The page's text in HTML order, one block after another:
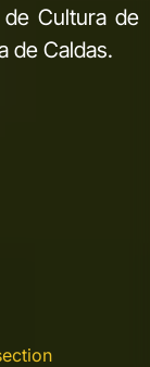
de Cultura de
de Caldas.